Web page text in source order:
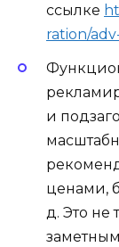
ссылке
ration/
и
ценами,
д. Это не